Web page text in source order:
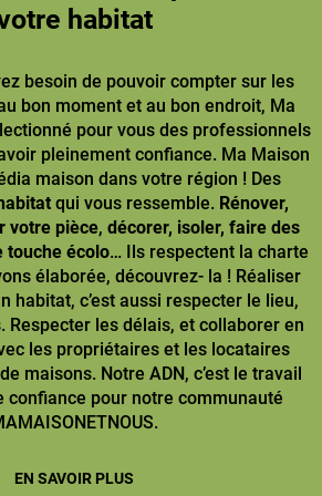
habitat
besoin de pouvoir compter sur les
bon moment et au bon endroit, Ma
pour vous des professionnels
pleinement confiance. Ma Maison
maison dans votre région ! Des
qui vous ressemble. Rénover,
votre pièce, décorer, isoler, faire des
touche écolo… Ils respectent la charte
élaborée, découvrez- la ! Réaliser
habitat, c’est aussi respecter le lieu,
Respecter les délais, et collaborer en
les propriétaires et les locataires
maisons. Notre ADN, c’est le travail
confiance pour notre communauté
EN SAVOIR PLUS